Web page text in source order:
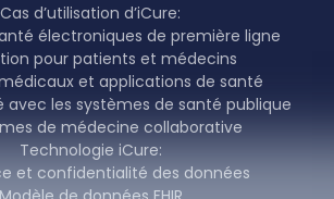
Cas d’utilisation d’iCure:
électroniques de première ligne
pour patients et médecins
et applications de santé
avec les systèmes de santé publique
de médecine collaborative
Technologie iCure:
et confidentialité des données